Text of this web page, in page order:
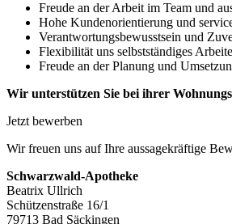
Freude an der Arbeit im Team und
Hohe Kundenorientierung und
Verantwortungsbewusstsein und
Flexibilität uns selbstständiges
Freude an der Planung und
Wir unterstützen Sie bei ihrer
Jetzt bewerben
Wir freuen uns auf Ihre aussagekräftige
Schwarzwald-Apotheke
Beatrix Ullrich
Schützenstraße 16/1
79713 Bad Säckingen